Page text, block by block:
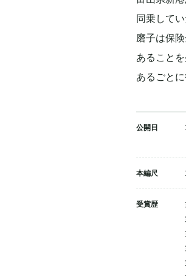
同乗して
磨子は保
あること
あるごと
公開日
本編尺
受賞歴